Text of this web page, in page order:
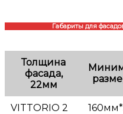
Габариты для
Толщина
фасада,
22мм
VITTORIO 2